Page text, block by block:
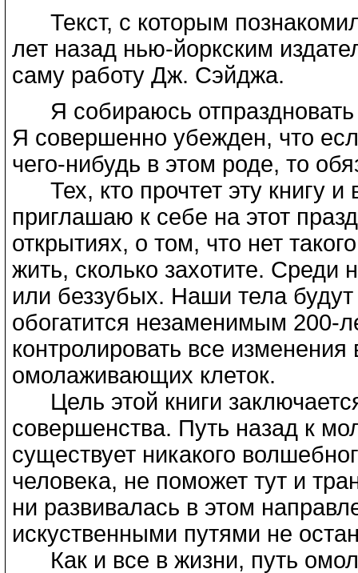
Текст, с которым
лет назад нью-йоркским
саму работу Дж. Сэйджа.
Я собираюсь отпраздновать
Я совершенно убежден, что
чего-нибудь в этом роде, то
Тех, кто прочтет эту книгу и
приглашаю к себе на этот
открытиях, о том, что нет
жить, сколько захотите.
или беззубых. Наши тела
обогатится незаменимым
контролировать все
омолаживающих клеток.
Цель этой книги
совершенства. Путь назад к
существует никакого
человека, не поможет тут и
ни развивалась в этом
искуственными путями не
Как и все в жизни, путь